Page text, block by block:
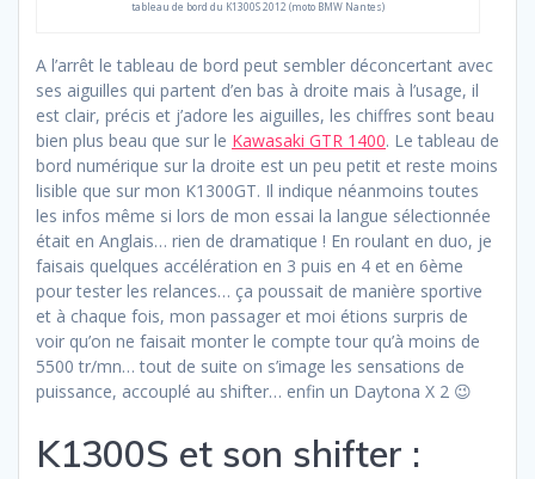
tableau de bord du K1300S 2012 (moto BMW Nantes)
A l’arrêt le tableau de bord peut sembler déconcertant avec
ses aiguilles qui partent d’en bas à droite mais à l’usage, il
est clair, précis et j’adore les aiguilles, les chiffres sont beau
bien plus beau que sur le Kawasaki GTR 1400. Le tableau de
bord numérique sur la droite est un peu petit et reste moins
lisible que sur mon K1300GT. Il indique néanmoins toutes
les infos même si lors de mon essai la langue sélectionnée
était en Anglais… rien de dramatique ! En roulant en duo, je
faisais quelques accélération en 3 puis en 4 et en 6ème
pour tester les relances… ça poussait de manière sportive
et à chaque fois, mon passager et moi étions surpris de
voir qu’on ne faisait monter le compte tour qu’à moins de
5500 tr/mn… tout de suite on s’image les sensations de
puissance, accouplé au shifter… enfin un Daytona X 2 😉
K1300S et son shifter :